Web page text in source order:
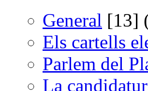
General [13]
Els cartells
Parlem del
La